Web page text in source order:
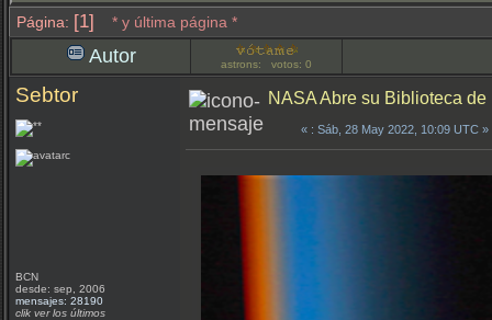
Página: [1] * y última página *
Autor astrons: votos: 0
Sebtor
BCN
desde: sep, 2006
mensajes: 28190
clik ver los últimos
NASA Abre su Biblioteca
« : Sáb, 28 May 2022, 10:09 UTC »